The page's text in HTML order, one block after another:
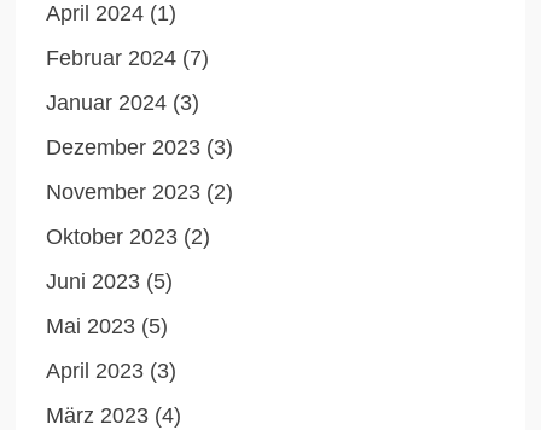
April 2024 (1)
Februar 2024 (7)
Januar 2024 (3)
Dezember 2023 (3)
November 2023 (2)
Oktober 2023 (2)
Juni 2023 (5)
Mai 2023 (5)
April 2023 (3)
März 2023 (4)